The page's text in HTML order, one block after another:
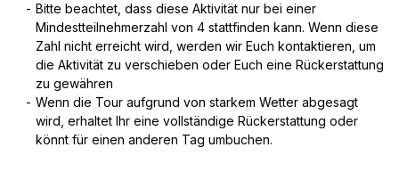
Bitte beachtet, dass diese Aktivität nur bei einer
Mindestteilnehmerzahl von 4 stattfinden kann. Wenn diese
Zahl nicht erreicht wird, werden wir Euch kontaktieren, um
die Aktivität zu verschieben oder Euch eine Rückerstattung
zu gewähren
Wenn die Tour aufgrund von starkem Wetter abgesagt
wird, erhaltet Ihr eine vollständige Rückerstattung oder
könnt für einen anderen Tag umbuchen.